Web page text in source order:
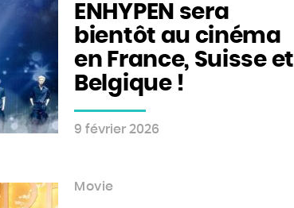
ENHYPEN sera
bientôt au cinéma
en France, Suisse et
Belgique !
9 février 2026
Movie